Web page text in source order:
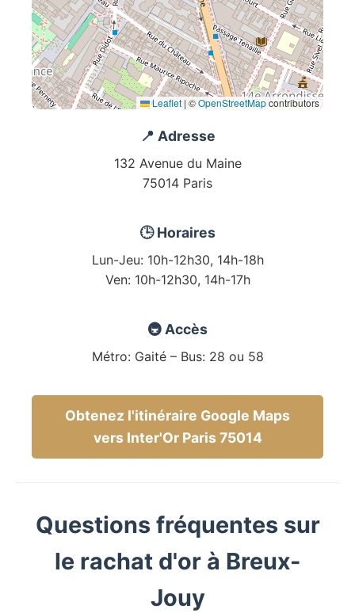
Leaflet | ©OpenStreetMapcontributors
📍 Adresse
132 Avenue du Maine
75014 Paris
🕒 Horaires
Lun-Jeu: 10h-12h30, 14h-18h
Ven: 10h-12h30, 14h-17h
🚇 Accès
Métro: Gaité – Bus: 28 ou 58
Obtenez l'itinéraire Google Maps
vers Inter'Or Paris 75014
Questions fréquentes sur
le rachat d'or à Breux-
Jouy